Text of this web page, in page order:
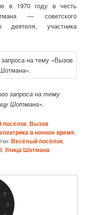
в 1970 году в честь
— советского
деятеля, участника
запроса на тему
Шотмана».
посёлок,Вызов
в ночное время,
Весёлый посёлок,
,Улица Шотмана